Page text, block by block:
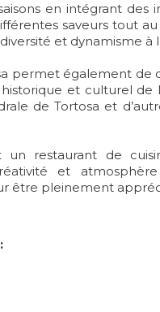
en intégrant des
saveurs tout
et dynamisme à
permet également de
et culturel de
de Tortosa et
restaurant de
et
être pleinement